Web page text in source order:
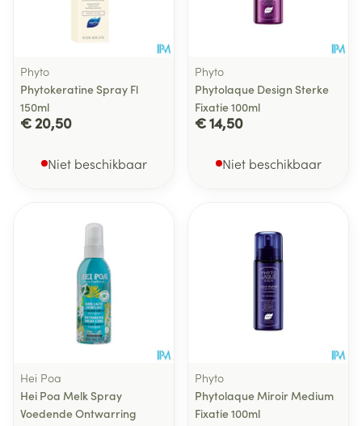
Phyto
Phytokeratine Spray Fl
150ml
€ 20,50
Niet beschikbaar
Phyto
Phytolaque Design Sterke
Fixatie 100ml
€ 14,50
Niet beschikbaar
Hei Poa
Hei Poa Melk Spray
Voedende Ontwarring
Phyto
Phytolaque Miroir Medium
Fixatie 100ml